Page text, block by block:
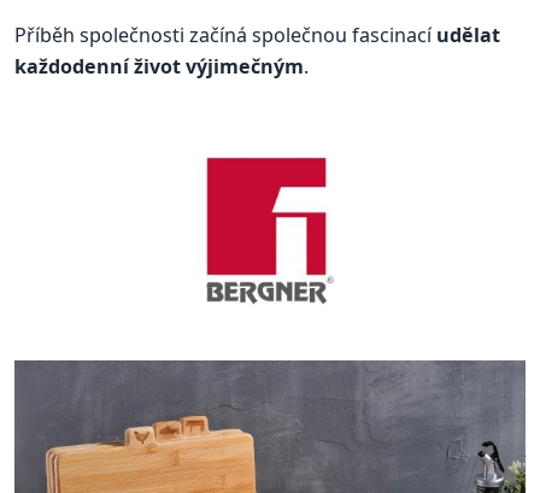
Příběh společnosti začíná společnou fascinacíudělat
každodenní život výjimečným.